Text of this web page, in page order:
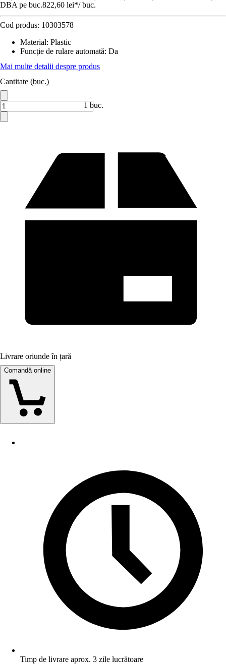
DBA pe buc.822,60 lei*/ buc.
Cod produs: 10303578
Material: Plastic
Funcţie de rulare automată: Da
Mai multe detalii despre produs
Cantitate (buc.)
1 buc.
Livrare oriunde în țară
Comandă online
Timp de livrare aprox. 3 zile lucrătoare